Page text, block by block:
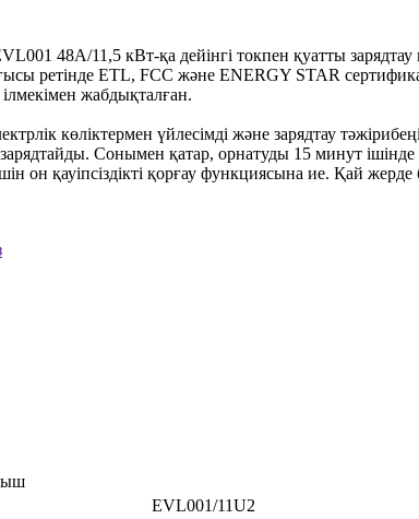
48А/11,5 кВт-қа дейінгі токпен қуатты
ретінде ETL, FCC және ENERGY STAR
жабдықталған.
көліктермен үйлесімді және зарядтау
Сонымен қатар, орнатуды 15 минут
он қауіпсіздікті қорғау функциясына ие. Қай
EVL001/11U2